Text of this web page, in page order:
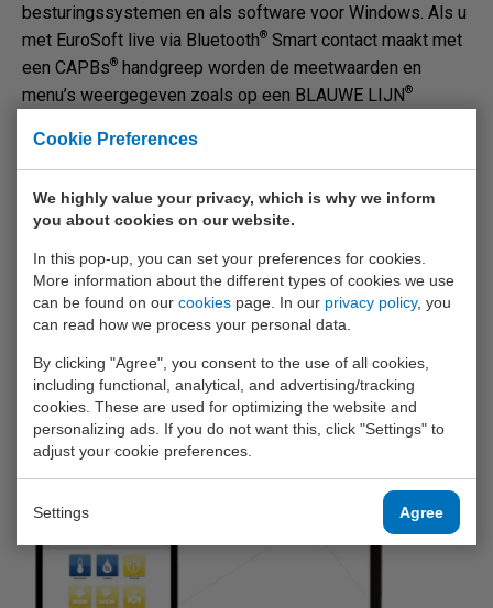
Cookie Preferences
We highly value your privacy, which is why we inform
you about cookies on our website.
In this pop-up, you can set your preferences for cookies.
More information about the different types of cookies we use
can be found on our cookies page. In our privacy policy, you
can read how we process your personal data.
By clicking "Agree", you consent to the use of all cookies,
including functional, analytical, and advertising/tracking
cookies. These are used for optimizing the website and
personalizing ads. If you do not want this, click "Settings" to
adjust your cookie preferences.
Settings Agree
besturingssystemen en als software voor Windows. Als u
met EuroSoft live via Bluetooth® Smart contact maakt met
een CAPBs® handgreep worden de meetwaarden en
menu’s weergegeven zoals op een BLAUWE LIJN®
meetwaarde(n) uitlezen, evenals de maximaal en minimaal
gemeten waarde en deze presenteren in een meetrapport.
Het is ook mogelijk om meetwaarden gedurende een
periode te loggen met een instelbaar interval. Deze
meetwaarden kan u zowel numeriek als grafisch
weergeven. Bij bepaalde sens meetmodules zijn
aanvullende meetprogramma’s mogelijk, zoals een
legionellapreventie (temperatuur). Heeft uw laptop of pc
geen Bluetooth®, dan is er optioneel eenBluetooth
dongelverkrijgbaar.